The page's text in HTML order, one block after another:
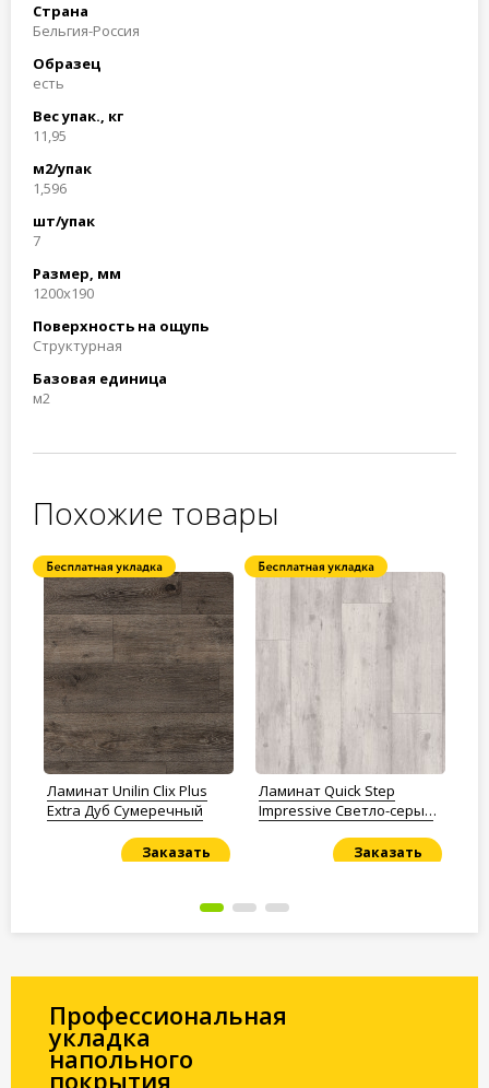
Страна
Бельгия-Россия
Образец
есть
Вес упак., кг
11,95
м2/упак
1,596
шт/упак
7
Размер, мм
1200x190
Поверхность на ощупь
Структурная
Базовая единица
м2
Похожие товары
Ламинат Unilin Clix Plus
Extra Дуб Сумеречный
Заказать
Ламинат Quick Step
Impressive Светло-серый
Заказать
Профессиональная
укладка
напольного
покрытия